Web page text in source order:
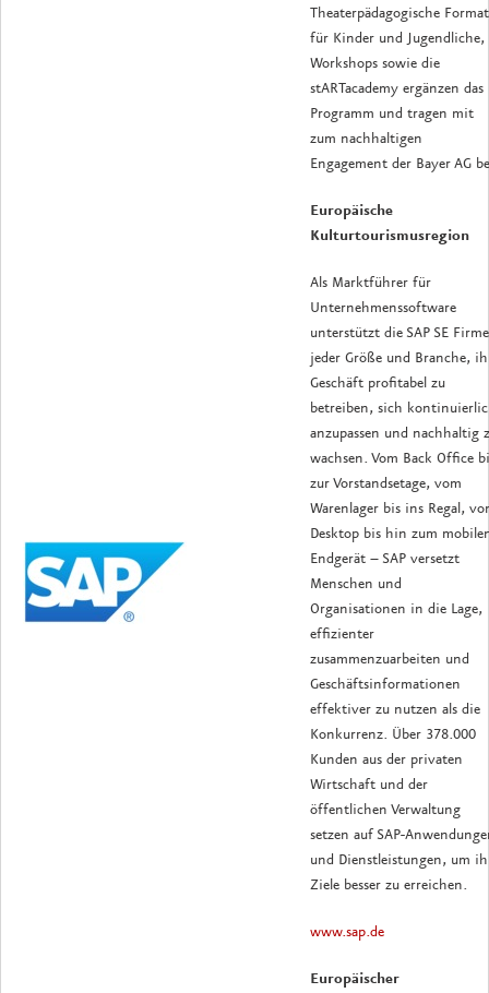
Theaterpädagogische
für Kinder und Jugendliche,
Workshops sowie die
stARTacademy ergänzen das
Programm und tragen mit
zum nachhaltigen
Engagement der Bayer AG
Europäische
Kulturtourismusregion
Als Marktführer für
Unternehmenssoftware
unterstützt die SAP SE
jeder Größe und Branche,
Geschäft profitabel zu
betreiben, sich
anzupassen und nachhaltig
wachsen. Vom Back Office
zur Vorstandsetage, vom
Warenlager bis ins Regal,
Desktop bis hin zum
Endgerät – SAP versetzt
Menschen und
Organisationen in die Lage,
effizienter
zusammenzuarbeiten und
Geschäftsinformationen
effektiver zu nutzen als die
Konkurrenz. Über 378.000
Kunden aus der privaten
Wirtschaft und der
öffentlichen Verwaltung
setzen auf SAP-
und ­Dienstleistungen, um
Ziele besser zu erreichen.
www.sap.de
Europäischer